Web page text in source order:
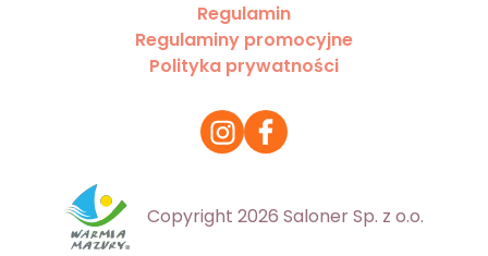
Regulamin
Regulaminy promocyjne
Polityka prywatności
Copyright 2026 Saloner Sp. z o.o.